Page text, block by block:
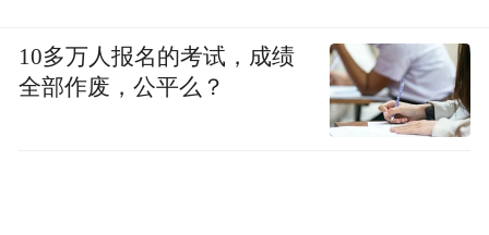
10多万人报名的考试，成绩
全部作废，公平么？